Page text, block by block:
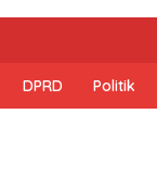
DPRD Politik